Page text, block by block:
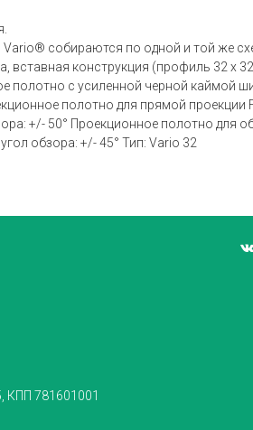
собираются по одной и той же
конструкция (профиль 32 x
полотно с усиленной черной каймой
полотно для прямой
+/- 50° Проекционное полотно для
обзора: +/- 45° Тип: Vario 32
781601001